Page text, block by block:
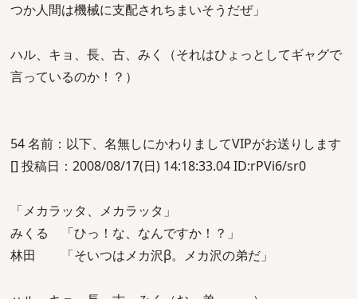
つか人間は機械に支配されちまいそうだぜ」
ハル、キョ、長、古、みく（それはひょっとしてギャグで
言っているのか！？）
54 名前：以下、名無しにかわりましてVIPがお送りします
[] 投稿日：2008/08/17(日) 14:18:33.04 ID:rPVi6/sr0
「メカラッタ、メカラッタ」
みくる 「ひっ！な、なんですか！？」
林田 「そいつはメカ沢β。メカ沢の弟だ」